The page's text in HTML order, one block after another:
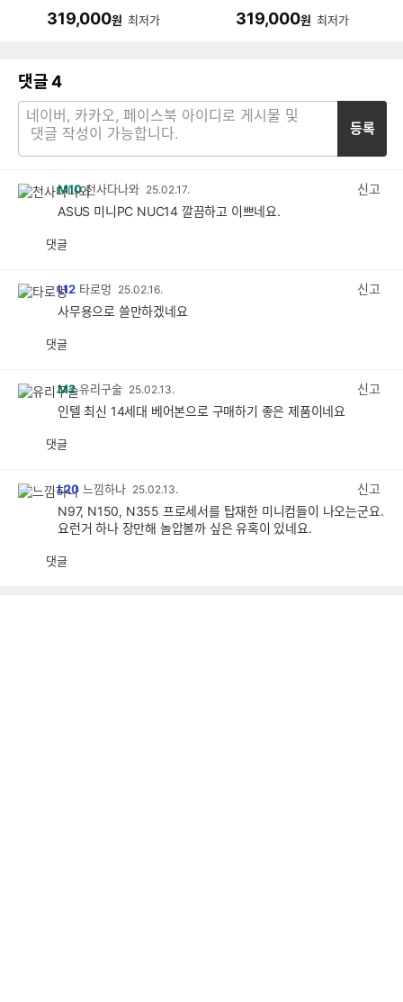
(베어본)
319,000원 최저가
(베어본)
319,000원 최저가
댓글4
등록
M10 천사다나와 25.02.17.
신고
ASUS 미니PC NUC14 깔끔하고 이쁘네요.
댓글
L12 타로멍 25.02.16.
신고
사무용으로 쓸만하겠네요
댓글
M2 유리구술 25.02.13.
신고
인텔 최신 14세대 베어본으로 구매하기 좋은 제품이네요
댓글
L20 느낌하나 25.02.13.
신고
N97, N150, N355 프로세서를 탑재한 미니컴들이 나오는군요.
요런거 하나 장만해 놀압볼까 싶은 유혹이 있네요.
댓글